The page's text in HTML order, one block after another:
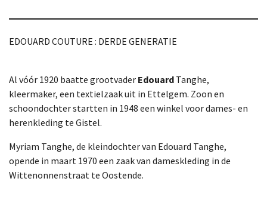
EDOUARD COUTURE : DERDE GENERATIE
Al vóór 1920 baatte grootvader Edouard Tanghe,
kleermaker, een textielzaak uit in Ettelgem. Zoon en
schoondochter startten in 1948 een winkel voor dames- en
herenkleding te Gistel.
Myriam Tanghe, de kleindochter van Edouard Tanghe,
opende in maart 1970 een zaak van dameskleding in de
Wittenonnenstraat te Oostende.